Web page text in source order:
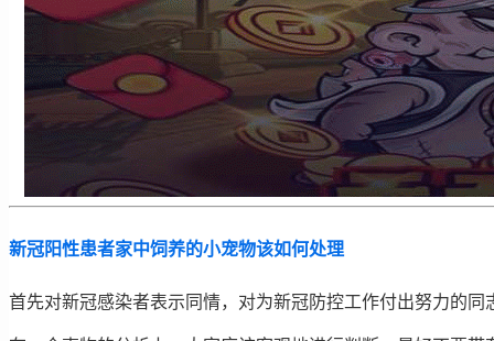
新冠阳性患者家中饲养的小宠物该如何处理
首先对新冠感染者表示同情，对为新冠防控工作付出努力的同